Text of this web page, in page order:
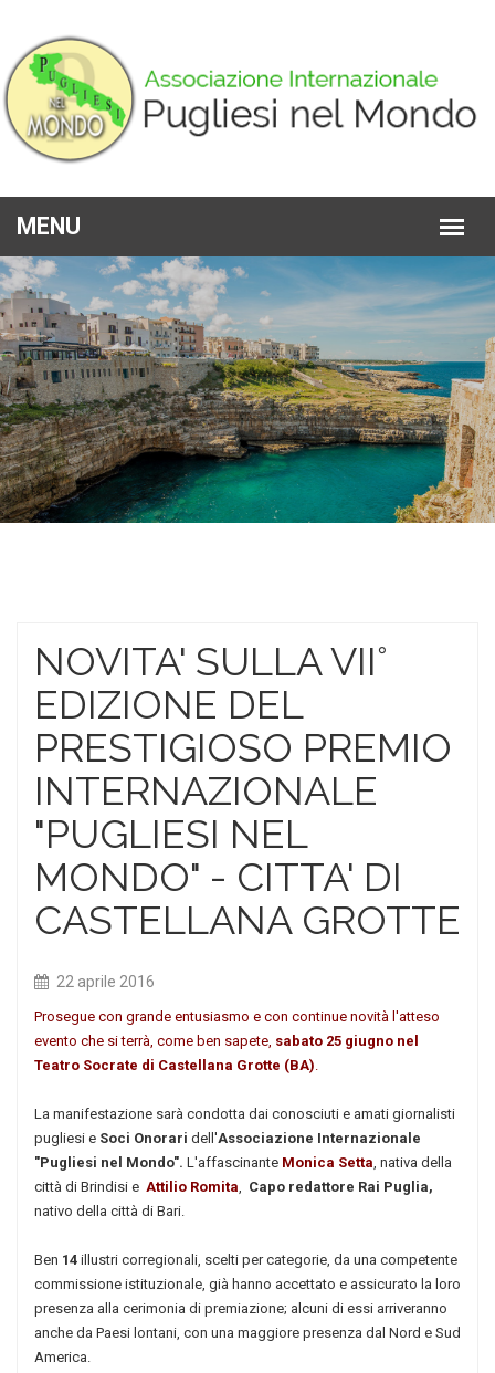
NOVITA' SULLA VII°
EDIZIONE DEL
PRESTIGIOSO PREMIO
INTERNAZIONALE
"PUGLIESI NEL
MONDO" - CITTA' DI
CASTELLANA GROTTE
22 aprile 2016
Prosegue con grande entusiasmo e con continue novità l'atteso
evento che si terrà, come ben sapete, sabato 25 giugno nel
Teatro Socrate di Castellana Grotte (BA)
La manifestazione sarà condotta dai conosciuti e amati giornalisti
pugliesi e Soci Onorari dell'Associazione Internazionale
"Pugliesi nel Mondo". L'affascinante Monica Setta , nativa della
città di Brindisi e Attilio Romita
Capo redattore Rai Puglia,
nativo della città di Bari.
Ben 14 illustri corregionali, scelti per categorie, da una competente
commissione istituzionale, già hanno accettato e assicurato la loro
presenza alla cerimonia di premiazione; alcuni di essi arriveranno
anche da Paesi lontani, con una maggiore presenza dal Nord e Sud
America.